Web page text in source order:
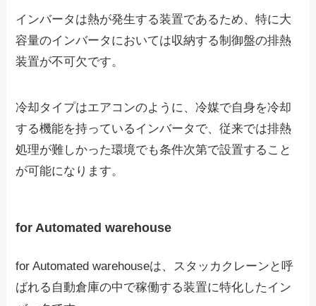
インバータは熱が発生する装置であるため、特に大
容量のインバータにおいては収納する制御盤の排熱
装置が不可欠です。
冷却タイプはエアコンのように、冷媒で自身を冷却
する機能を持っているインバータで、従来では排熱
処理が難しかった環境でも条件次第で設置すること
が可能になります。
for Automated warehouse
for Automated warehouseは、スタッカクレーンと呼
ばれる自動倉庫の中で稼働する装置に特化したイン